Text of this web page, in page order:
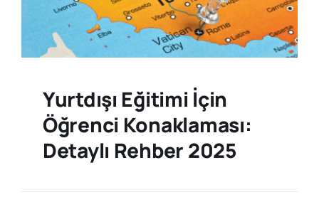
Yurtdışı Eğitimi İçin
Öğrenci Konaklaması:
Detaylı Rehber 2025